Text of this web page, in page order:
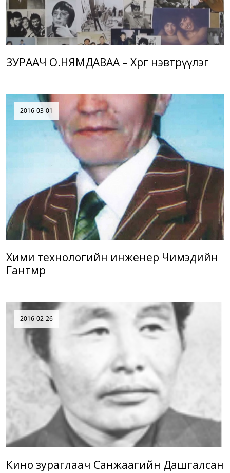
ЗУРААЧ О.НЯМДАВАА – Хөрөг нэвтрүүлэг
2016-03-01
Хими технологийн инженер Чимэдийн
Гантөмөр
2016-02-26
Кино зураглаач Санжаагийн Дашгалсан